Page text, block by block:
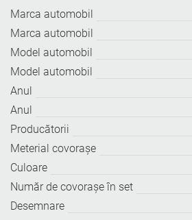
Marca automobil
Marca automobil
Model automobil
Model automobil
Anul
Anul
Producătorii
Meterial covoraşe
Culoare
Număr de covoraşe în set
Desemnare